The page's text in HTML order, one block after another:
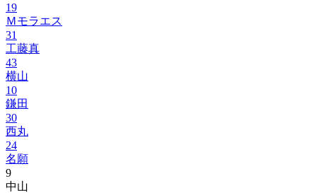
19
Ｍモラエス
31
工藤真
43
横山
10
鎌田
30
西丸
24
名願
9
中山